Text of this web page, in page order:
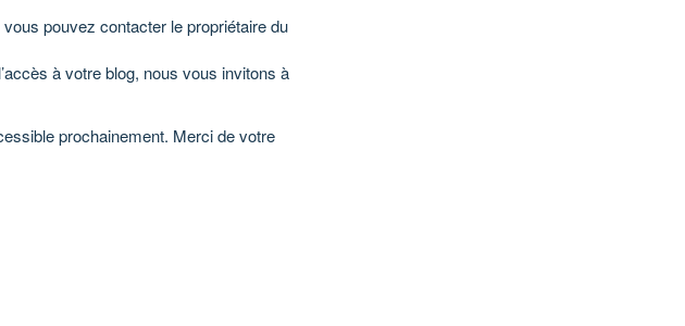
pouvez contacter le propriétaire du
à votre blog, nous vous invitons à
prochainement. Merci de votre